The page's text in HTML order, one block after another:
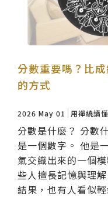
分數重要嗎？比
的方式
2026 May 01 用禪繞讀
分數是什麼？ 分數
是一個數字。 他是
氣交織出來的一個
些人擅長記憶與理
結果，也有人看似